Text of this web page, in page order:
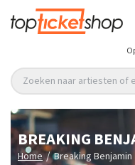
Zoeken naar artiesten of
BREAKING
Home / Breaking Benjamin